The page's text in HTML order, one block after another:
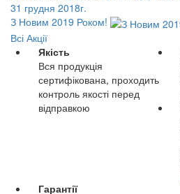
31 грудня 2018г.
З Новим 2019 Роком!
Всі Акції
Якість
Вся продукція
сертифікована, проходить
контроль якості перед
відправкою
Гарантії